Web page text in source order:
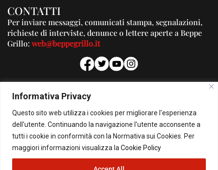
Informativa Privacy
Questo sito web utilizza i cookies per migliorare l'esperienza
dell'utente. Continuando la navigazione l'utente acconsente a
tutti i cookie in conformità con la Normativa sui Cookies. Per
maggiori informazioni visualizza la Cookie Policy
CONTATTI
Per inviare messaggi, comunicati stampa, segnalazioni,
richieste di interviste, denunce o lettere aperte a Beppe
Grillo:web@beppegrillo.it
PUBBLICITA'
Per la tua pubblicità su questo Blog:
pubblicita@beppegrillo.it
© Copyright 2026 - Il Blog di Beppe Grillo. All Rights Reserved - Powered by